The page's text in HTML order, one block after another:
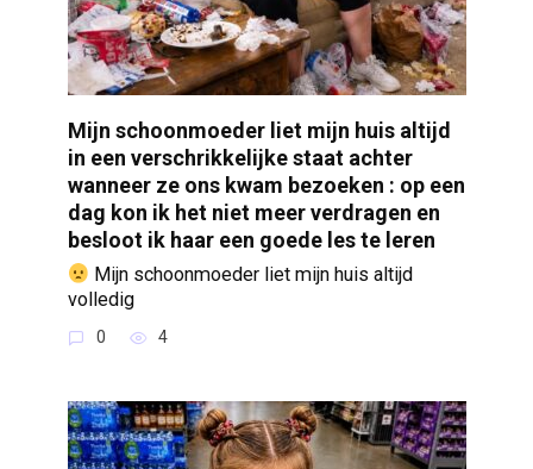
Mijn schoonmoeder liet mijn huis altijd
in een verschrikkelijke staat achter
wanneer ze ons kwam bezoeken : op een
dag kon ik het niet meer verdragen en
besloot ik haar een goede les te leren
Mijn schoonmoeder liet mijn huis altijd
volledig
0 4